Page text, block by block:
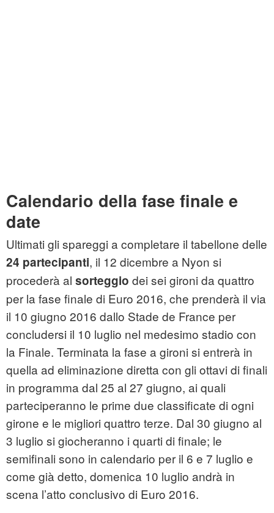
Calendario della fase finale e
date
Ultimati gli spareggi a completare il tabellone delle
24 partecipanti, il 12 dicembre a Nyon si
procederà al sorteggio dei sei gironi da quattro
per la fase finale di Euro 2016, che prenderà il via
il 10 giugno 2016 dallo Stade de France per
concludersi il 10 luglio nel medesimo stadio con
la Finale. Terminata la fase a gironi si entrerà in
quella ad eliminazione diretta con gli ottavi di finali
in programma dal 25 al 27 giugno, ai quali
parteciperanno le prime due classificate di ogni
girone e le migliori quattro terze. Dal 30 giugno al
3 luglio si giocheranno i quarti di finale; le
semifinali sono in calendario per il 6 e 7 luglio e
come già detto, domenica 10 luglio andrà in
scena l’atto conclusivo di Euro 2016.